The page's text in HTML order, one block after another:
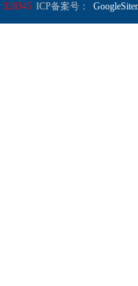
328345 ICP备案号：